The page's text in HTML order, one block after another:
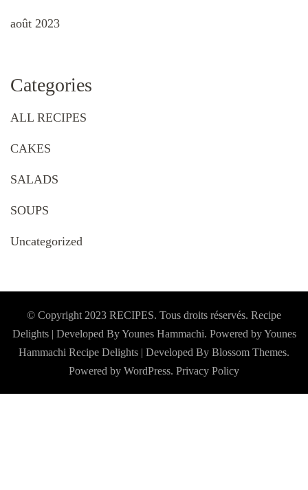
août 2023
Categories
ALL RECIPES
CAKES
SALADS
SOUPS
Uncategorized
© Copyright 2023 RECIPES. Tous droits réservés. Recipe
Delights | Developed By Younes Hammachi. Powered by Younes
Hammachi Recipe Delights | Developed By Blossom Themes.
Powered by WordPress. Privacy Policy